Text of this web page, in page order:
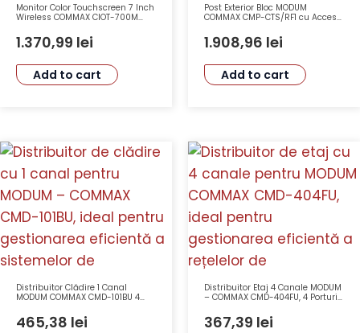
Monitor Color Touchscreen 7 Inch
Wireless COMMAX CIOT-700M
1.370,99 lei
Add to cart
Post Exterior Bloc MODUM
COMMAX CMP-CTS/RF1 cu Acces
2.4″, Camera Pin-Hole CMOS,
Instalare Îngropată
1.908,96 lei
Add to cart
Distribuitor Clădire 1 Canal
MODUM COMMAX CMD-101BU 4
465,38 lei
Distribuitor Etaj 4 Canale MODUM
– COMMAX CMD-404FU, 4 Porturi,
367,39 lei